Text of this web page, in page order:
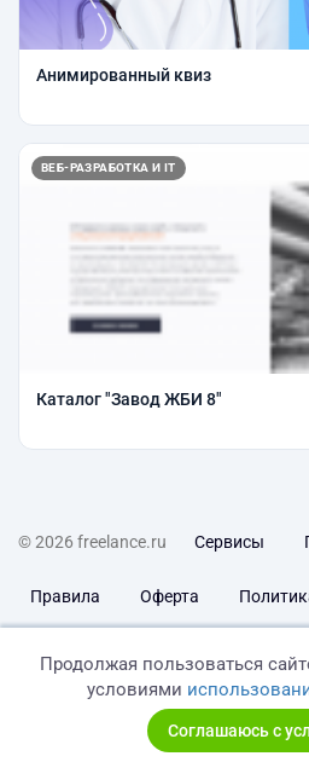
Анимированный квиз
ВЕБ-РАЗРАБОТКА И IT
Каталог "Завод ЖБИ 8"
© 2026 freelance.ru Сервисы
Правила Оферта
Продолжая пользоваться
условиями
Соглашаюсь с